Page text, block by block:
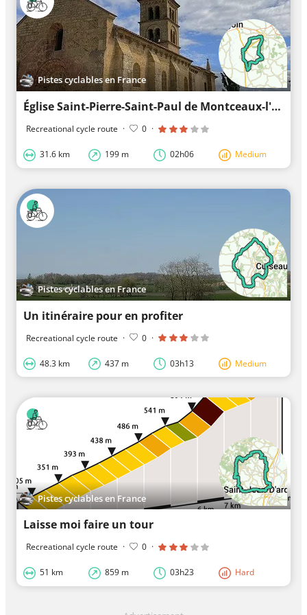
Pistes cyclables en France
Église Saint-Pierre-Saint-Paul de Montceaux-l'Étoile à vélo
Recreational cycle route · 0 ·
31.6 km 199 m 02h06 Medium
Pistes cyclables en France
Un itinéraire pour en profiter
Recreational cycle route · 0 ·
48.3 km 437 m 03h13 Medium
Pistes cyclables en France
Laisse moi faire un tour
Recreational cycle route · 0 ·
51 km 859 m 03h23 Hard